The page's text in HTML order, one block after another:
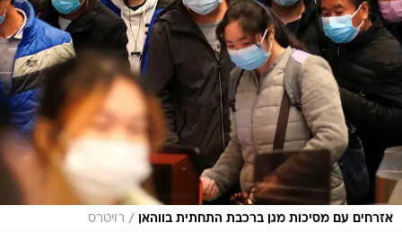
אזרחים עם מסיכות מגן ברכבת התחתית בווהאן / רויטרס